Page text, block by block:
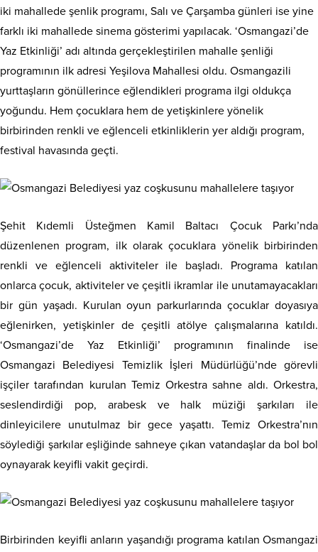
iki mahallede şenlik programı, Salı ve Çarşamba günleri ise yine
farklı iki mahallede sinema gösterimi yapılacak. ‘Osmangazi’de
Yaz Etkinliği’ adı altında gerçekleştirilen mahalle şenliği
programının ilk adresi Yeşilova Mahallesi oldu. Osmangazili
yurttaşların gönüllerince eğlendikleri programa ilgi oldukça
yoğundu. Hem çocuklara hem de yetişkinlere yönelik
birbirinden renkli ve eğlenceli etkinliklerin yer aldığı program,
festival havasında geçti.
Şehit Kıdemli Üsteğmen Kamil Baltacı Çocuk Parkı’nda
düzenlenen program, ilk olarak çocuklara yönelik birbirinden
renkli ve eğlenceli aktiviteler ile başladı. Programa katılan
onlarca çocuk, aktiviteler ve çeşitli ikramlar ile unutamayacakları
bir gün yaşadı. Kurulan oyun parkurlarında çocuklar doyasıya
eğlenirken, yetişkinler de çeşitli atölye çalışmalarına katıldı.
‘Osmangazi’de Yaz Etkinliği’ programının finalinde ise
Osmangazi Belediyesi Temizlik İşleri Müdürlüğü’nde görevli
işçiler tarafından kurulan Temiz Orkestra sahne aldı. Orkestra,
seslendirdiği pop, arabesk ve halk müziği şarkıları ile
dinleyicilere unutulmaz bir gece yaşattı. Temiz Orkestra’nın
söylediği şarkılar eşliğinde sahneye çıkan vatandaşlar da bol bol
oynayarak keyifli vakit geçirdi.
Birbirinden keyifli anların yaşandığı programa katılan Osmangazi